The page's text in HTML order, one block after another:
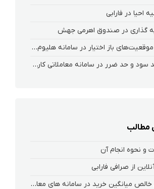
احیا در فارابی
گذاری در صندوق اهرمی جهش
نحوه‌ مشاهده‌ موقعیت‌های باز اختیار در سامانه هلیوم و نکست
نحوه تعیین حد سود و حد ضرر در سامانه معاملاتی کارگزاری فارابی
مطالب
و نحوه انجام آن
از صرافی فارابی
راهنمای اصلاح خالص میانگین خرید در سامانه های معاملاتی فارابی